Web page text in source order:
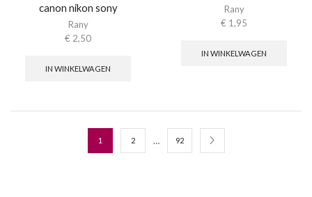
canon nikon sony
Rany
€ 2,50
IN WINKELWAGEN
Rany
€ 1,95
IN WINKELWAGEN
1 2 … 92